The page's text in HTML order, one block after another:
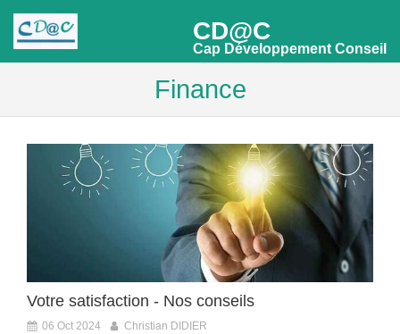
CD@C
Cap Développement Conseil
Finance
Votre satisfaction - Nos conseils
06 Oct 2024
Christian DIDIER